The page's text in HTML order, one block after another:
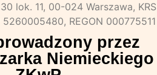
lok. 11, 00-024 Warszawa, KRS
REGON 000775511
przez
Niemieckiego